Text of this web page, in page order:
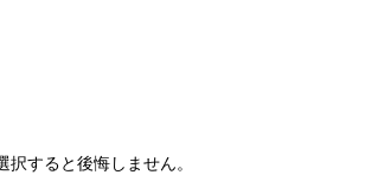
すると後悔しません。